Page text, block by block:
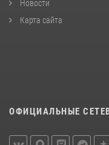
Новости
Карта сайта
ОФИЦИАЛЬНЫЕ